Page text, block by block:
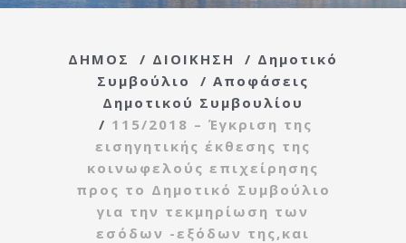
ΔΗΜΟΣ / ΔΙΟΙΚΗΣΗ / Δημοτικό
Συμβούλιο
/ Αποφάσεις
Δημοτικού Συμβουλίου
/ 115/2018 – Έγκριση της
εισηγητικής έκθεσης της
κοινωφελούς επιχείρησης
προς το Δημοτικό Συμβούλιο
για την τεκμηρίωση των
εσόδων -εξόδων της,και